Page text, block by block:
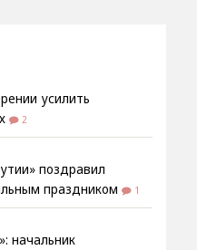
усилить
2
поздравил
праздником
1
начальник